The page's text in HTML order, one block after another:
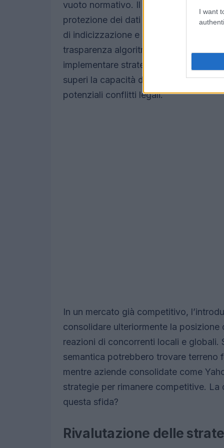
I want
vuoto normativo. Il contesto
protezione dei dati e sul copyright
di indicizzazione e sintesi di
trasparenza algoritmica e l’uso equo
implementare strategie di compliance
superi la capacità del quadro
potenziali conflitti legali.
In un mercato già competitivo,
consolidare ulteriormente la
reazioni di concorrenti locali e globali.
semantica potrebbero trovare terreno
mentre aziende consolidate come
strategie per rimanere competitive.
questa sfida?
Rivalutazione delle